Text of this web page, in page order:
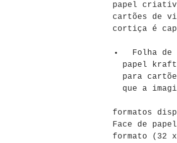
papel
cartões de
cortiça é
Folha de
papel
para
que a
formatos
Face de
formato (32